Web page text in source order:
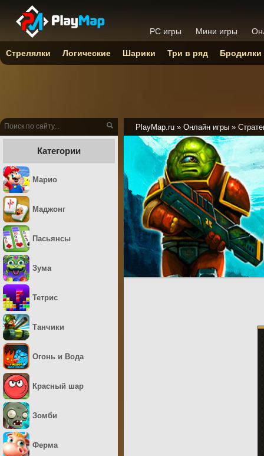
PlayMap.ru » Онлайн игры »
Категории
Марио
Маджонг
Пасьянсы
Зума
Тетрис
Танчики
Огонь и Вода
Красный шар
Зомби
Ферма
PC игры Мини игры
Стрелялки Логические Шарики Три в ряд Бродилки